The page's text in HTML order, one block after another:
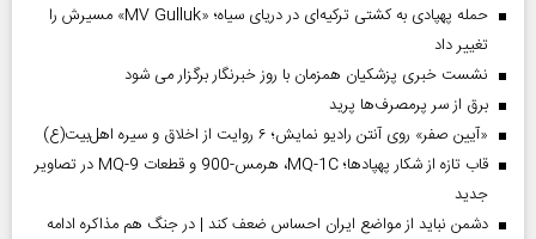
حمله پهپادی به کشتی ترکیه‌ای در دریای سیاه؛ «MV Gulluk» مسیرش را
تغییر داد
نشست خبری پزشکیان همزمان با روز خبرنگار برگزار می شود
برق از سر پرمصرف‌ها پرید
«آیین صفر» روی آنتن رادیو نمایش؛ ۶ روایت از اخلاق و سیره اهل‌بیت(ع)
قاب تازه از شکار پهپادها؛ MQ-1C، هرمس-900 و قطعات MQ-9 در تصاویر
جدید
دشمن نباید از مواضع ایران احساس ضعف کند | در جنگ هم مذاکره ادامه